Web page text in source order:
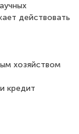
действовать
хозяйством
кредит